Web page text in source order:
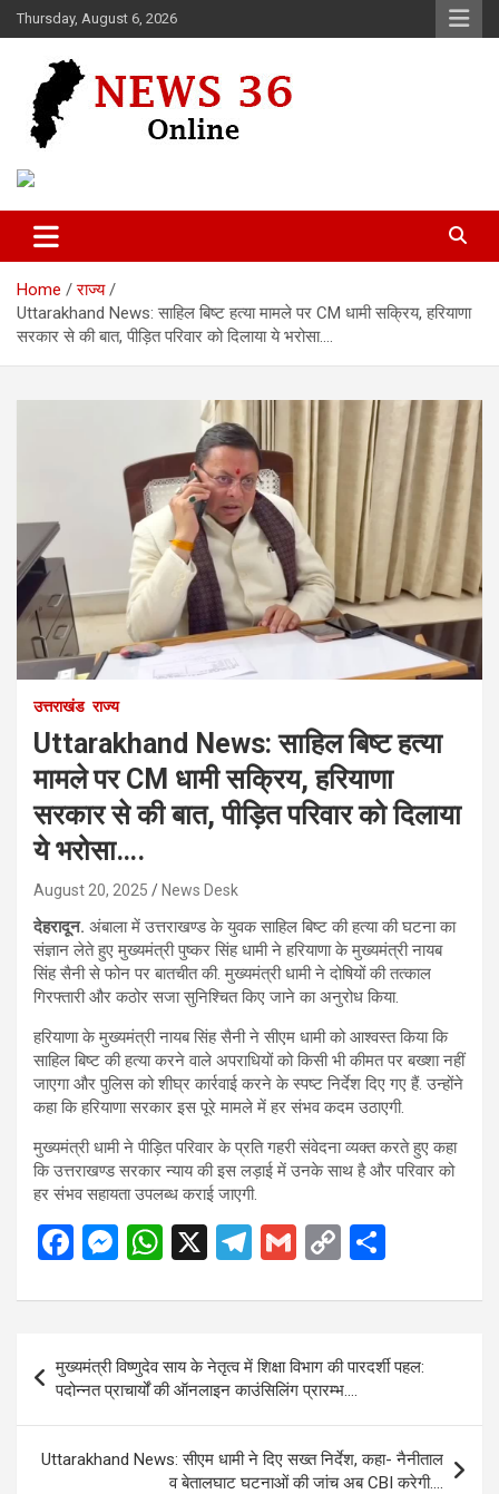
Skip
to
Thursday, August 6, 2026
News 36
Home
राज्य
Uttarakhand News: साहिल बिष्ट हत्या मामले पर CM धामी सक्रिय, हरियाणा
सरकार से की बात, पीड़ित परिवार को दिलाया ये भरोसा….
उत्तराखंड राज्य
Uttarakhand News: साहिल बिष्ट हत्या
मामले पर CM धामी सक्रिय, हरियाणा
सरकार से की बात, पीड़ित परिवार को दिलाया
ये भरोसा….
August 20, 2025 News Desk
देहरादून. अंबाला में उत्तराखण्ड के युवक साहिल बिष्ट की हत्या की घटना का
संज्ञान लेते हुए मुख्यमंत्री पुष्कर सिंह धामी ने हरियाणा के मुख्यमंत्री नायब
सिंह सैनी से फोन पर बातचीत की. मुख्यमंत्री धामी ने दोषियों की तत्काल
गिरफ्तारी और कठोर सजा सुनिश्चित किए जाने का अनुरोध किया.
हरियाणा के मुख्यमंत्री नायब सिंह सैनी ने सीएम धामी को आश्वस्त किया कि
साहिल बिष्ट की हत्या करने वाले अपराधियों को किसी भी कीमत पर बख्शा नहीं
जाएगा और पुलिस को शीघ्र कार्रवाई करने के स्पष्ट निर्देश दिए गए हैं. उन्होंने
कहा कि हरियाणा सरकार इस पूरे मामले में हर संभव कदम उठाएगी.
मुख्यमंत्री धामी ने पीड़ित परिवार के प्रति गहरी संवेदना व्यक्त करते हुए कहा
कि उत्तराखण्ड सरकार न्याय की इस लड़ाई में उनके साथ है और परिवार को
हर संभव सहायता उपलब्ध कराई जाएगी.
F
ce
b
o
o
k
M
se
n
g
er
W
at
A
p
p
X
T
e
gr
a
m
G
ail
C
py
Li
n
k
ar
e
navigation
मुख्यमंत्री विष्णुदेव साय के नेतृत्व में शिक्षा विभाग की पारदर्शी पहल:
पदोन्नत प्राचार्यों की ऑनलाइन काउंसिलिंग प्रारम्भ….
Uttarakhand News: सीएम धामी ने दिए सख्त निर्देश, कहा- नैनीताल
व बेतालघाट घटनाओं की जांच अब CBI करेगी….